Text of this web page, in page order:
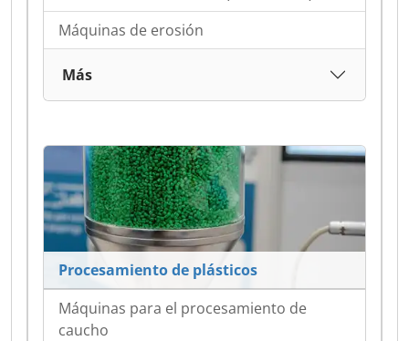
Máquinas de erosión
Más
Procesamiento de plásticos
Máquinas para el procesamiento de
caucho